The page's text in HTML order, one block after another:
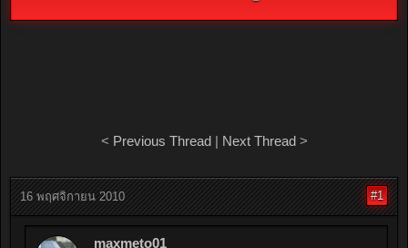
< Previous Thread| Next Thread>
16 พฤศจิกายน 2010 #1
maxmeto01